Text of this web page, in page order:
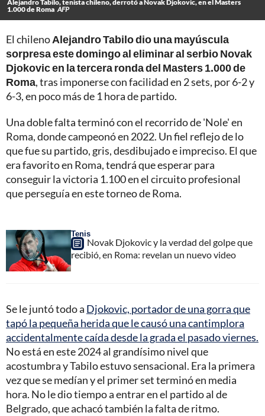
Alejandro Tabilo, tenista chileno, derrotó a Novak Djokovic, en el Masters
1.000 de Roma AFP
El chilenoAlejandro Tabilo dio una mayúscula
sorpresa este domingo al eliminar al serbio Novak
Djokovic en la tercera ronda del Masters 1.000 de
Roma, tras imponerse con facilidad en 2 sets, por 6-2 y
6-3, en poco más de 1 hora de partido.
Una doble falta terminó con el recorrido de 'Nole' en
Roma, donde campeonó en 2022. Un fiel reflejo de lo
que fue su partido, gris, desdibujado e impreciso. El que
era favorito en Roma, tendrá que esperar para
conseguir la victoria 1.100 en el circuito profesional
que perseguía en este torneo de Roma.
Tenis
Novak Djokovic y la verdad del golpe que
recibió, en Roma: revelan un nuevo video
Se le juntó todo a Djokovic, portador de una gorra que
tapó la pequeña herida que le causó una cantimplora
accidentalmente caída desde la grada el pasado viernes.
No está en este 2024 al grandísimo nivel que
acostumbra y Tabilo estuvo sensacional. Era la primera
vez que se medían y el primer set terminó en media
hora. No le dio tiempo a entrar en el partido al de
Belgrado, que achacó también la falta de ritmo.